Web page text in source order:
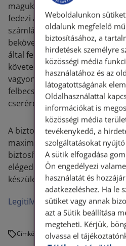
maguk is kifejtették, hogy
fedezi a biztosító, akkor
számlájának bemutatására.
bekövetkezése nyilvánvaló, a
által felbecsülhető. Tehát ezen
követeltük, hogy a biztosító
vagyonában keletkezett,
felbecsült kárt, aztán
cseréről.
A biztosító végül elfogadta az
maximális összeget kiutalta
biztosítási keret alapján
elégedett volt, mert a
készülék megvásárlását.
LegitiMoadmin
Címkék:
Weboldalunkon
oldalunk megfelelő
biztosításához, a
hirdetések személyre
közösségi média
használatához és az
látogatottságának
Oldalhasználattal
információkat is
közösségi média
tevékenykedő, a
szolgáltatásokat
A sütik elfogadása
Ön engedélyezi
használatát és
adatkezeléshez. Ha le
sütiket vagy annak
azt a Sütik beállítása
megteheti. Kérjük,
olvassa el